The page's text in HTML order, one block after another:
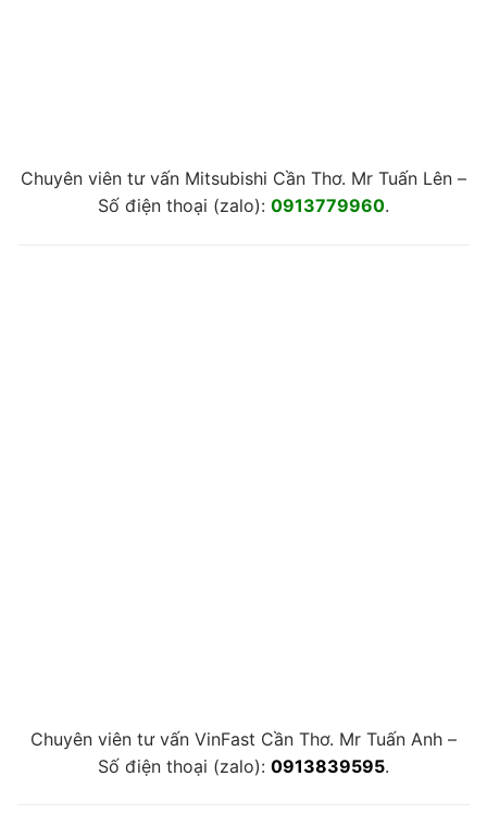
Chuyên viên tư vấn Mitsubishi Cần Thơ. Mr Tuấn Lên –
Số điện thoại (zalo): 0913779960.
Chuyên viên tư vấn VinFast Cần Thơ. Mr Tuấn Anh –
Số điện thoại (zalo): 0913839595.